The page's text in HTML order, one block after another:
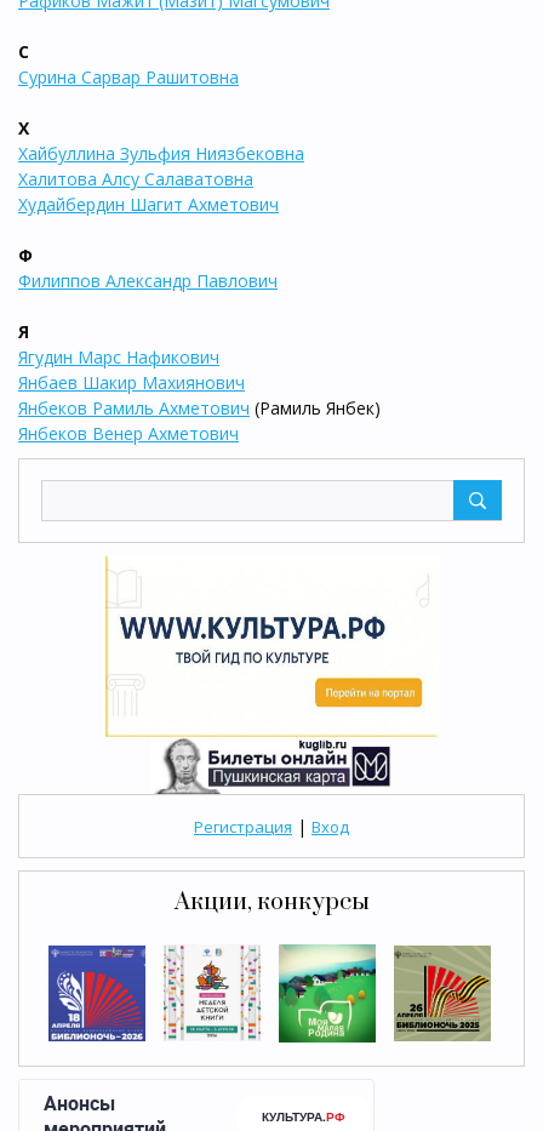
Регистрация | Вход
Акции, конкурсы
С
Сурина Сарвар Рашитовна
Х
Хайбуллина Зульфия Ниязбековна
Халитова Алсу Салаватовна
Худайбердин Шагит Ахметович
Ф
Филиппов Александр Павлович
Я
Ягудин Марс Нафикович
Янбаев Шакир Махиянович
Янбеков Рамиль Ахметович (Рамиль Янбек)
Янбеков Венер Ахметович